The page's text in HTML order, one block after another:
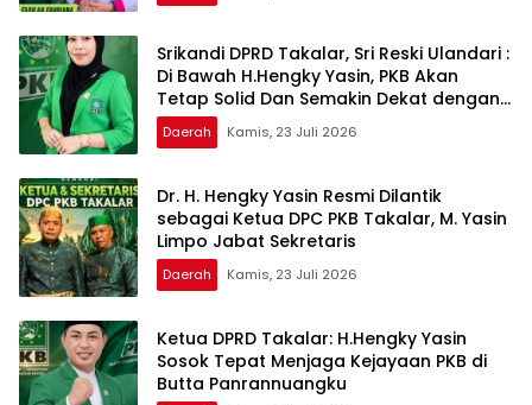
Srikandi DPRD Takalar, Sri Reski Ulandari :
Di Bawah H.Hengky Yasin, PKB Akan
Tetap Solid Dan Semakin Dekat dengan
Rakyat
Daerah Kamis, 23 Juli 2026
Dr. H. Hengky Yasin Resmi Dilantik
sebagai Ketua DPC PKB Takalar, M. Yasin
Limpo Jabat Sekretaris
Daerah Kamis, 23 Juli 2026
Ketua DPRD Takalar: H.Hengky Yasin
Sosok Tepat Menjaga Kejayaan PKB di
Butta Panrannuangku